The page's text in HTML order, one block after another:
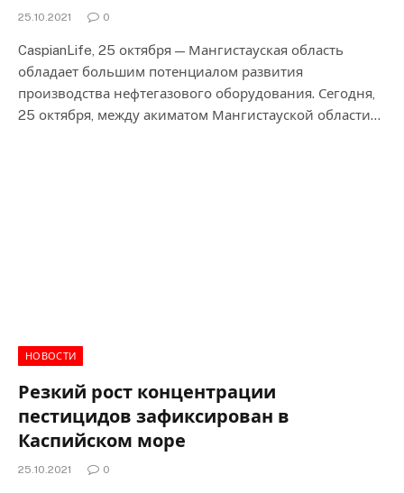
25.10.2021 0
CaspianLife, 25 октября — Мангистауская область
обладает большим потенциалом развития
производства нефтегазового оборудования. Сегодня,
25 октября, между акиматом Мангистауской области…
НОВОСТИ
Резкий рост концентрации
пестицидов зафиксирован в
Каспийском море
25.10.2021 0